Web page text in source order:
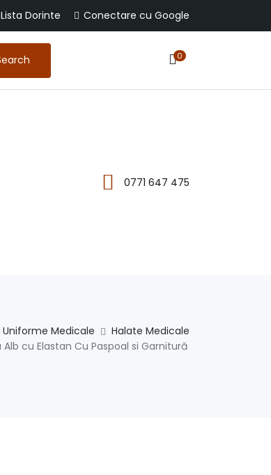
Lista Dorinte Conectare cu Google
0
0771 647 475
Uniforme Medicale
Halate Medicale
cu Elastan Cu Paspoal si Garnitură